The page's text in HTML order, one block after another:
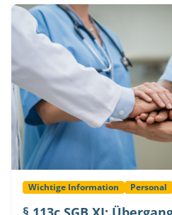
Wichtige Information Personal